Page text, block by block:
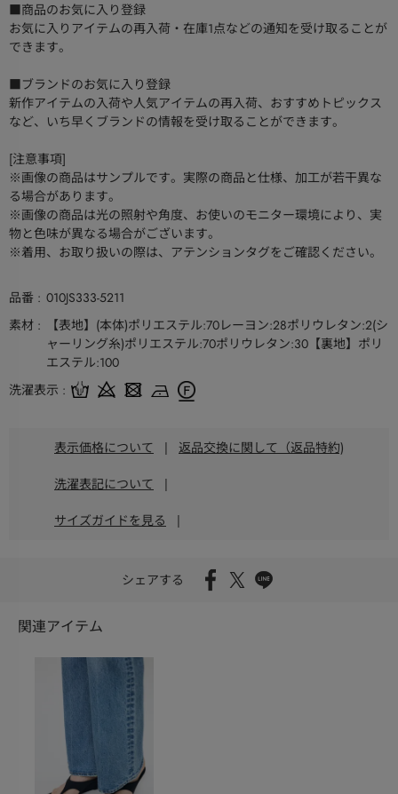
■商品のお気に入り登録
お気に入りアイテムの再入荷・在庫1点などの通知を受け取ることが
できます。
■ブランドのお気に入り登録
新作アイテムの入荷や人気アイテムの再入荷、おすすめトピックス
など、いち早くブランドの情報を受け取ることができます。
[注意事項]
※画像の商品はサンプルです。実際の商品と仕様、加工が若干異な
る場合があります。
※画像の商品は光の照射や角度、お使いのモニター環境により、実
物と色味が異なる場合がございます。
※着用、お取り扱いの際は、アテンションタグをご確認ください。
品番
010JS333-5211
素材
【表地】(本体)ポリエステル:70レーヨン:28ポリウレタン:2(シ
ャーリング糸)ポリエステル:70ポリウレタン:30【裏地】ポリ
エステル:100
洗濯表示
表示価格について | 返品交換に関して（返品特約)
洗濯表記について |
サイズガイドを見る |
シェアする
関連アイテム